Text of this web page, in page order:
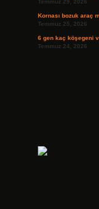
Temmuz 29, 2026
Kornası bozuk araç
Temmuz 25, 2026
6 gen kaç köşegeni
Temmuz 24, 2026